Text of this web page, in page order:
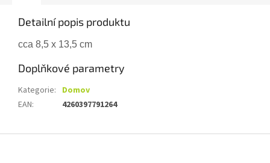
Detailní popis produktu
cca 8,5 x 13,5 cm
Doplňkové parametry
Kategorie: Domov
EAN: 4260397791264